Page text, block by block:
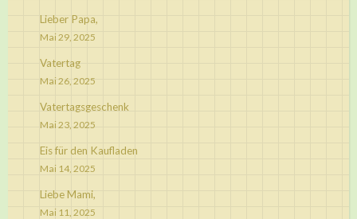
Lieber Papa,
Mai 29, 2025
Vatertag
Mai 26, 2025
Vatertagsgeschenk
Mai 23, 2025
Eis für den Kaufladen
Mai 14, 2025
Liebe Mami,
Mai 11, 2025